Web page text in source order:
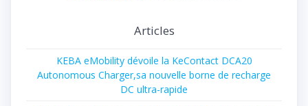
Articles
KEBA eMobility dévoile la KeContact DCA20
Autonomous Charger,sa nouvelle borne de recharge
DC ultra-rapide